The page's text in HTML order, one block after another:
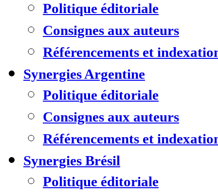
Politique éditoriale
Consignes aux auteurs
Référencements et
Synergies Argentine
Politique éditoriale
Consignes aux auteurs
Référencements et
Synergies Brésil
Politique éditoriale